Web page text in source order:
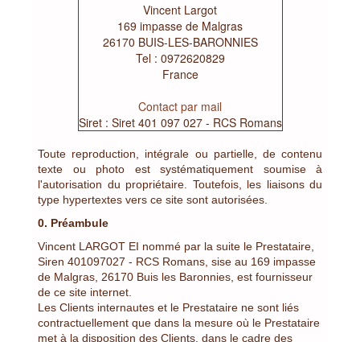
Vincent Largot
169 impasse de Malgras
26170 BUIS-LES-BARONNIES
Tel : 0972620829
France
Contact par mail
Siret : Siret 401 097 027 - RCS Romans
Toute reproduction, intégrale ou partielle, de contenu
texte ou photo est systématiquement soumise à
l'autorisation du propriétaire. Toutefois, les liaisons du
type hypertextes vers ce site sont autorisées.
0. Préambule
Vincent LARGOT EI nommé par la suite le Prestataire,
Siren 401097027 - RCS Romans, sise au 169 impasse
de Malgras, 26170 Buis les Baronnies, est fournisseur
de ce site internet.
Les Clients internautes et le Prestataire ne sont liés
contractuellement que dans la mesure où le Prestataire
met à la disposition des Clients, dans le cadre des